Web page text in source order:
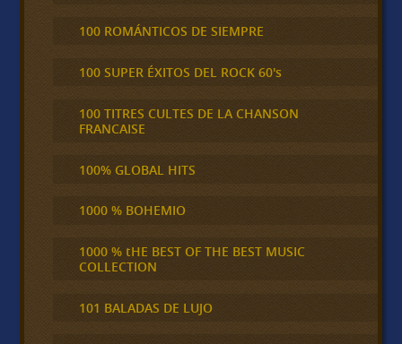
100 ROMÁNTICOS DE SIEMPRE
100 SUPER ÉXITOS DEL ROCK 60's
100 TITRES CULTES DE LA CHANSON
FRANCAISE
100% GLOBAL HITS
1000 % BOHEMIO
1000 % tHE BEST OF THE BEST MUSIC
COLLECTION
101 BALADAS DE LUJO